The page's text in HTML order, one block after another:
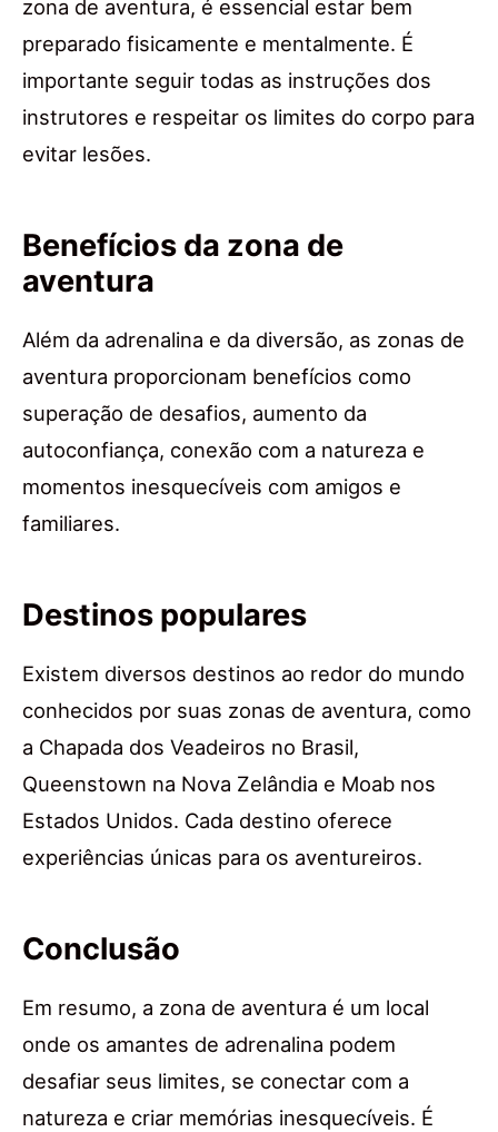
zona de aventura, é essencial estar bem
preparado fisicamente e mentalmente. É
importante seguir todas as instruções dos
instrutores e respeitar os limites do corpo para
evitar lesões.
Benefícios da zona de
aventura
Além da adrenalina e da diversão, as zonas de
aventura proporcionam benefícios como
superação de desafios, aumento da
autoconfiança, conexão com a natureza e
momentos inesquecíveis com amigos e
familiares.
Destinos populares
Existem diversos destinos ao redor do mundo
conhecidos por suas zonas de aventura, como
a Chapada dos Veadeiros no Brasil,
Queenstown na Nova Zelândia e Moab nos
Estados Unidos. Cada destino oferece
experiências únicas para os aventureiros.
Conclusão
Em resumo, a zona de aventura é um local
onde os amantes de adrenalina podem
desafiar seus limites, se conectar com a
natureza e criar memórias inesquecíveis. É